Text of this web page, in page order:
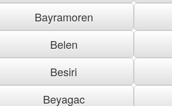
Bayramoren
Belen
Besiri
Beyagac